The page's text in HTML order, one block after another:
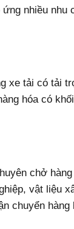
nhiều nhu
xe tải có tải
hóa có
chở
vật liệu
chuyển